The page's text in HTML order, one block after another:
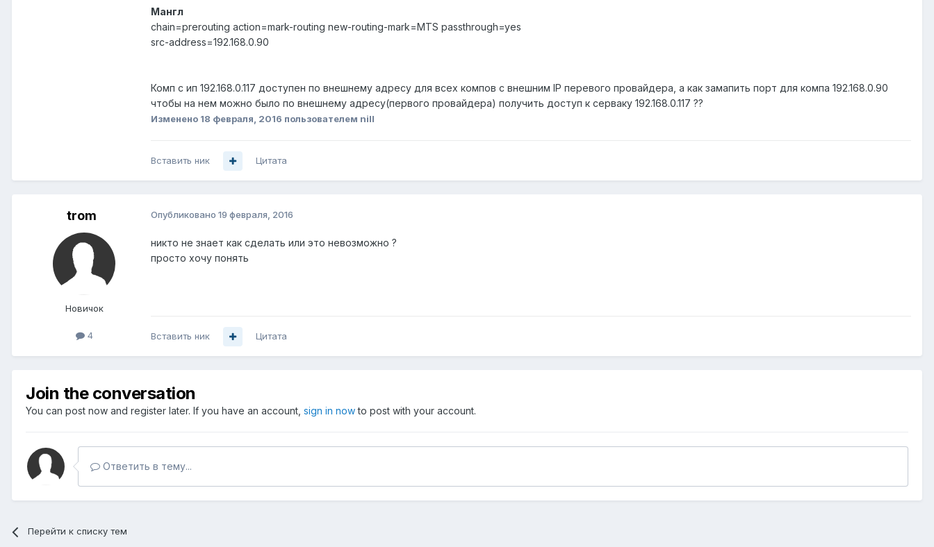
Мангл
chain=prerouting action=mark-routing new-routing-mark=MTS passthrough=yes
src-address=192.168.0.90
Комп с ип 192.168.0.117 доступен по внешнему адресу для всех компов c внешним IP перевого провайдера, а как замапить порт для компа 192.168.0.90
чтобы на нем можно было по внешнему адресу(первого провайдера) получить доступ к серваку 192.168.0.117 ??
Изменено 18 февраля, 2016 пользователем nill
Вставить ник Цитата
trom
Новичок
4
Опубликовано 19 февраля, 2016
никто не знает как сделать или это невозможно ?
просто хочу понять
Вставить ник Цитата
Join the conversation
You can post now and register later. If you have an account, sign in nowto post with your account.
Ответить в тему...
Перейти к списку тем